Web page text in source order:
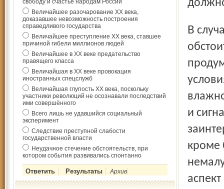
свободу и счастье народам России
Величайшее разочарование ХХ века,
доказавшее невозможность построения
справедливого государства
Величайшее преступление ХХ века, ставшее
причиной гибели миллионов людей
Величайшее в ХХ веке предательство
правящего класса
Величайшая в ХХ веке провокация
иностранных спецслужб
Величайшая глупость ХХ века, поскольку
участники революций не осознавали последствий
ими совершённого
Всего лишь не удавшийся социальный
эксперимент
Следствие преступной слабости
государственной власти
Неудачное стечение обстоятельств, при
котором события развивались спонтанно
Архив
В случае с передачей иконы Толгской Божией Матери все
и
кроме